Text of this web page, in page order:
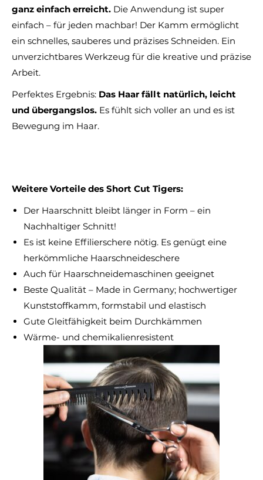
ganz einfach erreicht. Die Anwendung ist super
einfach – für jeden machbar! Der Kamm ermöglicht
ein schnelles, sauberes und präzises Schneiden. Ein
unverzichtbares Werkzeug für die kreative und präzise
Arbeit.
Perfektes Ergebnis: Das Haar fällt natürlich, leicht
und übergangslos. Es fühlt sich voller an und es ist
Bewegung im Haar.
Weitere Vorteile des Short Cut Tigers:
Der Haarschnitt bleibt länger in Form – ein
Nachhaltiger Schnitt!
Es ist keine Effilierschere nötig. Es genügt eine
herkömmliche Haarschneideschere
Auch für Haarschneidemaschinen geeignet
Beste Qualität – Made in Germany; hochwertiger
Kunststoffkamm, formstabil und elastisch
Gute Gleitfähigkeit beim Durchkämmen
Wärme- und chemikalienresistent